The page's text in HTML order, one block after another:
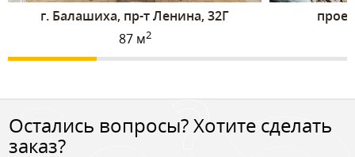
г. Балашиха, пр-т Ленина, 32Г
87 м2
Остались вопросы? Хотите сделать
заказ?